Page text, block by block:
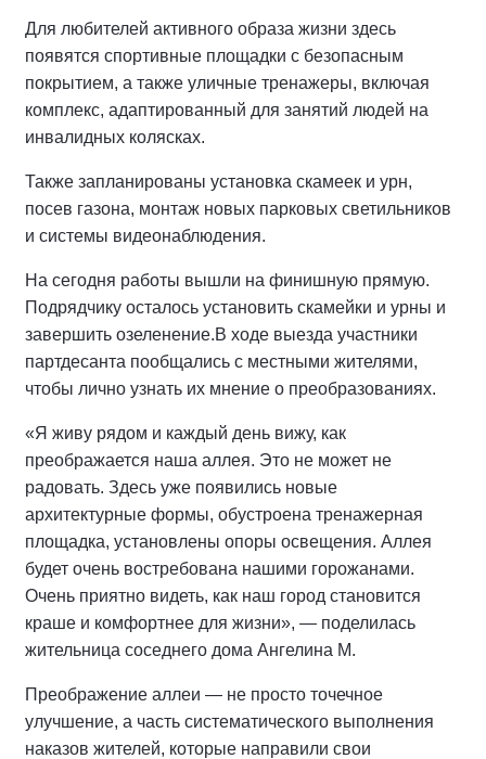
Для любителей активного образа жизни здесь
появятся спортивные площадки с безопасным
покрытием, а также уличные тренажеры, включая
комплекс, адаптированный для занятий людей на
инвалидных колясках.
Также запланированы установка скамеек и урн,
посев газона, монтаж новых парковых светильников
и системы видеонаблюдения.
На сегодня работы вышли на финишную прямую.
Подрядчику осталось установить скамейки и урны и
завершить озеленение.В ходе выезда участники
партдесанта пообщались с местными жителями,
чтобы лично узнать их мнение о преобразованиях.
«Я живу рядом и каждый день вижу, как
преображается наша аллея. Это не может не
радовать. Здесь уже появились новые
архитектурные формы, обустроена тренажерная
площадка, установлены опоры освещения. Аллея
будет очень востребована нашими горожанами.
Очень приятно видеть, как наш город становится
краше и комфортнее для жизни», — поделилась
жительница соседнего дома Ангелина М.
Преображение аллеи — не просто точечное
улучшение, а часть систематического выполнения
наказов жителей, которые направили свои